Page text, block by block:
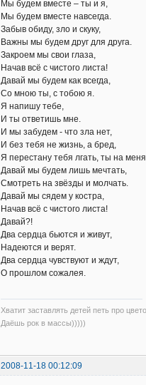
Мы будем вместе – ты и я,
Мы будем вместе навсегда.
Забыв обиду, зло и скуку,
Важны мы будем друг для друга.
Закроем мы свои глаза,
Начав всё с чистого листа!
Давай мы будем как всегда,
Со мною ты, с тобою я.
Я напишу тебе,
И ты ответишь мне.
И мы забудем - что зла нет,
И без тебя не жизнь, а бред,
Я перестану тебя лгать, ты на
Давай мы будем лишь мечтать,
Смотреть на звёзды и молчать.
Давай мы сядем у костра,
Начав всё с чистого листа!
Давай?!
Два сердца бьются и живут,
Надеются и верят.
Два сердца чувствуют и ждут,
О прошлом сожалея.
Хватит заставлять детей петь про
Даёшь рок в массы)))))
2008-11-18 00:12:09